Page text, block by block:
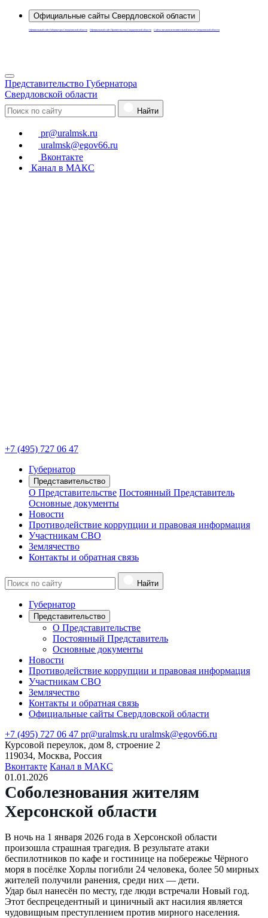
Официальные сайты Свердловской области
Официальный сайт Губернатора Свердловской области Официальный сайт Правительства Свердловской области Сайты органов исполнительной власти Свердловской области
Представительство Губернатора
Свердловской области
Найти
pr@uralmsk.ru
uralmsk@egov66.ru
Вконтакте
Канал в МАКС
+7 (495) 727 06 47
Губернатор
Представительство
О Представительстве Постоянный Представитель
Основные документы
Новости
Противодействие коррупции и правовая информация
Участникам СВО
Землячество
Контакты и обратная связь
Найти
Губернатор
Представительство
О Представительстве
Постоянный Представитель
Основные документы
Новости
Противодействие коррупции и правовая информация
Участникам СВО
Землячество
Контакты и обратная связь
Официальные сайты Свердловской области
+7 (495) 727 06 47 pr@uralmsk.ru uralmsk@egov66.ru
Курсовой переулок, дом 8, строение 2
119034, Москва, Россия
Вконтакте Канал в МАКС
01.01.2026
Соболезнования жителям
Херсонской области
В ночь на 1 января 2026 года в Херсонской области
произошла страшная трагедия. В результате атаки
беспилотников по кафе и гостинице на побережье Чёрного
моря в посёлке Хорлы погибли 24 человека, более 50 мирных
жителей получили ранения, среди них — дети.
Удар был нанесён по месту, где люди встречали Новый год.
Этот беспрецедентный и циничный акт насилия является
чудовищным преступлением против мирного населения.